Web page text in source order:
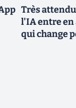
Très
l'IA entre en
qui change